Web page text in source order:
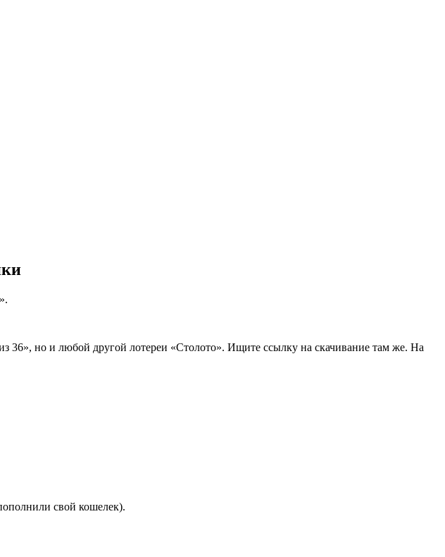
но и любой другой лотереи «Столото». Ищите ссылку на скачивание там же. На
свой кошелек).